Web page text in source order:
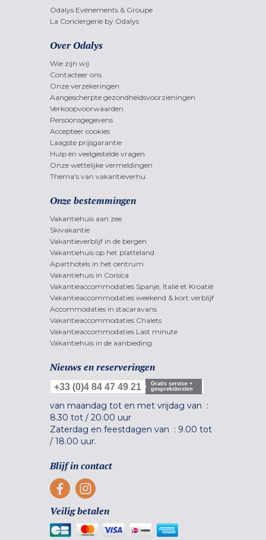
Odalys Evènements & Groupe
La Conciergerie by Odalys
Over Odalys
Wie zijn wij
Contacteer ons
Onze verzekeringen
Aangescherpte gezondheidsvoorzieningen
Verkoopvoorwaarden
Persoonsgegevens
Accepteer cookies
Laagste prijsgarantie
Hulp en veelgestelde vragen
Onze wettelijke vermeldingen
Thema's van vakantieverhu
Onze bestemmingen
Vakantiehuis aan zee
Skivakantie
Vakantieverblijf in de bergen
Vakantiehuis op het platteland
Aparthotels in het centrum
Vakantiehuis in Corsica
Vakantieaccommodaties Spanje, Italië et Kroatië
Vakantieaccommodaties weekend & kort verblijf
Accommodaties in stacaravans
Vakantieaccommodaties Chalets
Vakantieaccommodaties Last minute
Vakantiehuis in de aanbieding
Nieuws en reserveringen
+33 (0)4 84 47 49 21
Gratis service +
gesprekskosten
van maandag tot en met vrijdag van :
8.30 tot / 20.00 uur
Zaterdag en feestdagen van : 9.00 tot
/ 18.00 uur.
Blijf in contact
Veilig betalen